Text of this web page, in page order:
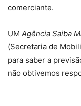
comerciante.
UM Agência Saiba
(Secretaria de
para saber a
não obtivemos